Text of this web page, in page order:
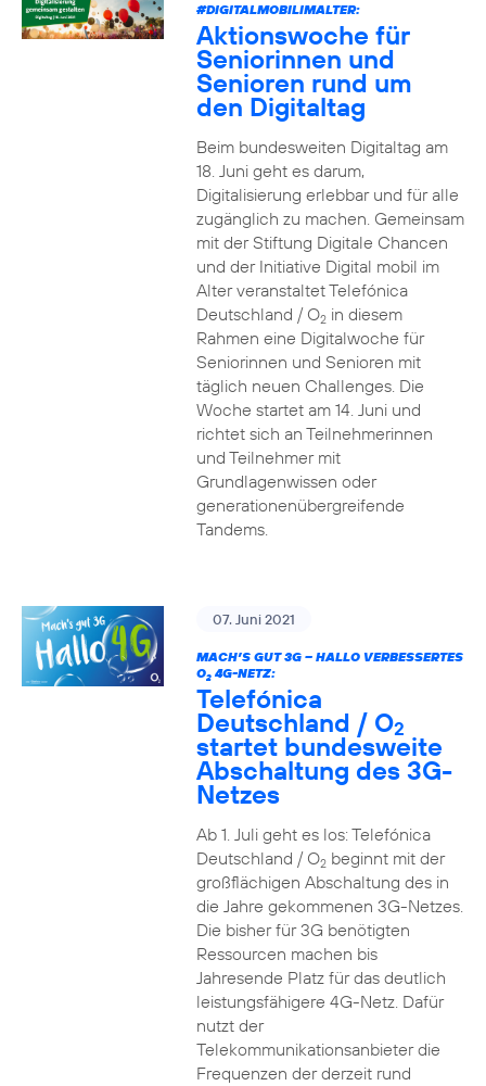
#DIGITALMOBILIMALTER:
Aktionswoche für
Seniorinnen und
Senioren rund um
den Digitaltag
Beim bundesweiten Digitaltag am
18. Juni geht es darum,
Digitalisierung erlebbar und für alle
zugänglich zu machen. Gemeinsam
mit der Stiftung Digitale Chancen
und der Initiative Digital mobil im
Alter veranstaltet Telefónica
Deutschland / O2in diesem
Rahmen eine Digitalwoche für
Seniorinnen und Senioren mit
täglich neuen Challenges. Die
Woche startet am 14. Juni und
richtet sich an Teilnehmerinnen
und Teilnehmer mit
Grundlagenwissen oder
generationenübergreifende
Tandems.
07. Juni 2021
MACH’S GUT 3G – HALLO VERBESSERTES
O24G-NETZ:
Telefónica
Deutschland / O2
startet bundesweite
Abschaltung des 3G-
Netzes
Ab 1. Juli geht es los: Telefónica
Deutschland / O2beginnt mit der
großflächigen Abschaltung des in
die Jahre gekommenen 3G-Netzes.
Die bisher für 3G benötigten
Ressourcen machen bis
Jahresende Platz für das deutlich
leistungsfähigere 4G-Netz. Dafür
nutzt der
Telekommunikationsanbieter die
Frequenzen der derzeit rund